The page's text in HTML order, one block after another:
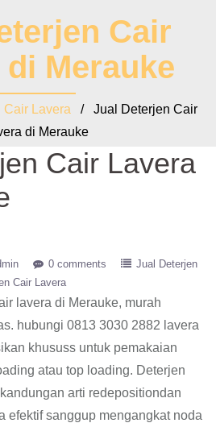
Cair
Merauke
Cair Lavera / Jual Deterjen Cair
di Merauke
Cair Lavera
0 comments
Jual Deterjen
Cair Lavera
lavera di Merauke, murah
hubungi 0813 3030 2882 lavera
khususs untuk pemakaian
atau top loading. Deterjen
arti redepositiondan
efektif sanggup mengangkat noda